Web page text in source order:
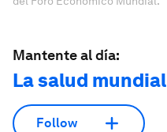
Mantente al día:
La salud mundial
Follow